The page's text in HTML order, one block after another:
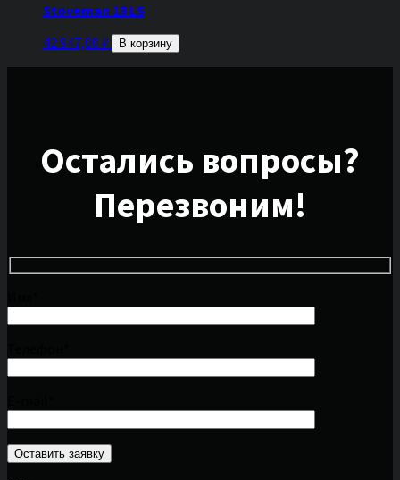
Stoveman 13 LS
42 947,00 ₽ В корзину
Остались вопросы?
Перезвоним!